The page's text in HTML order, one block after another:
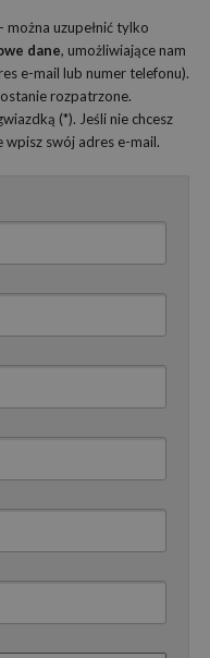
- można uzupełnić tylko
dane, umożliwiające nam
e-mail lub numer telefonu).
rozpatrzone.
(*). Jeśli nie chcesz
wpisz swój adres e-mail.